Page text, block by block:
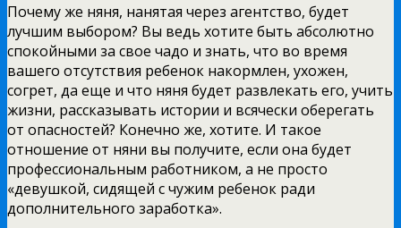
Почему же няня, нанятая через агентство, будет
лучшим выбором? Вы ведь хотите быть абсолютно
спокойными за свое чадо и знать, что во время
вашего отсутствия ребенок накормлен, ухожен,
согрет, да еще и что няня будет развлекать его, учить
жизни, рассказывать истории и всячески оберегать
от опасностей? Конечно же, хотите. И такое
отношение от няни вы получите, если она будет
профессиональным работником, а не просто
«девушкой, сидящей с чужим ребенок ради
дополнительного заработка».